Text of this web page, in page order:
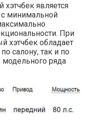
является
минимальной
При
хэтчбек обладает
салону, так и по
ряда